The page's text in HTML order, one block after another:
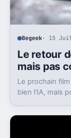
Begeek· 15
Le retour
mais pas
Le prochain
bien l’IA, mais